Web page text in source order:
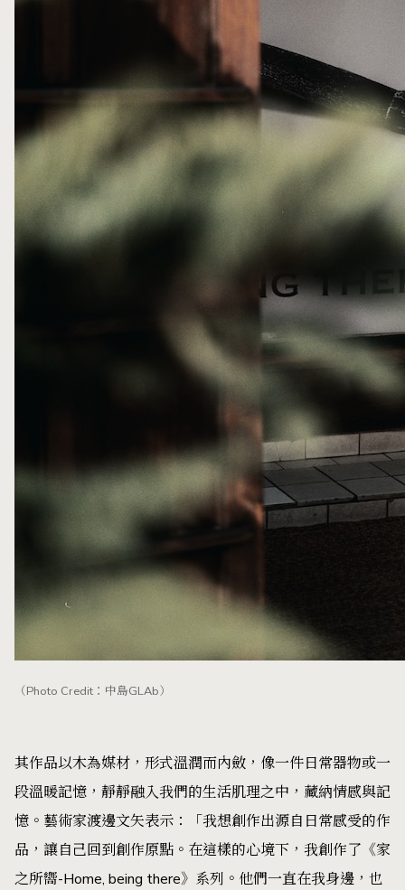
（Photo Credit：中島GLAb）
其作品以木為媒材，形式溫潤而內斂，像一件日常器物或一
段溫暖記憶，靜靜融入我們的生活肌理之中，藏納情感與記
憶。藝術家渡邊文矢表示：「我想創作出源自日常感受的作
品，讓自己回到創作原點。在這樣的心境下，我創作了《家
之所嚮-Home, being there》系列。他們一直在我身邊，也